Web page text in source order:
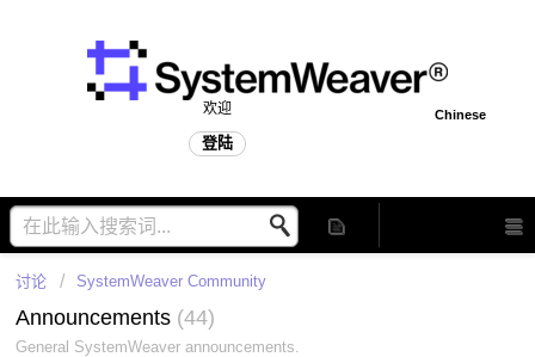
Chinese
欢迎
登陆
讨论 SystemWeaver Community
Announcements 44
General SystemWeaver announcements.